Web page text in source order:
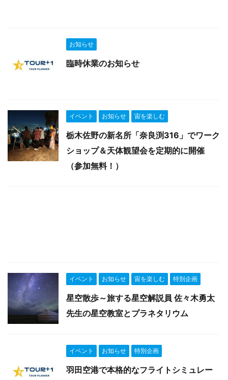
お知らせ
臨時休業のお知らせ
イベント お知らせ 宙を楽しむ
栃木佐野の新名所「奈良渕316」でワーク
ショップ＆天体観望会を定期的に開催
（参加無料！）
イベント お知らせ 宙を楽しむ 特別企画
星空散歩～旅する星空解説員 佐々木勇太
先生の星空教室とプラネタリウム
イベント お知らせ 特別企画
羽田空港で本格的なフライトシミュレー